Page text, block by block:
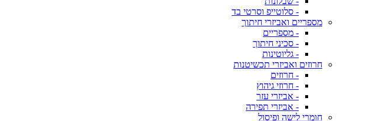
- סלוטייפ וסרטי בד
מספריים ואביזרי חיתוך
- מספריים
- סכיני חיתוך
- גליוטינות
חרוזים ואביזרי תכשיטנות
- חרוזים
- חרוזי גיהוץ
- אביזרי עזר
- אביזרי תפירה
חומרי לישה ופיסול